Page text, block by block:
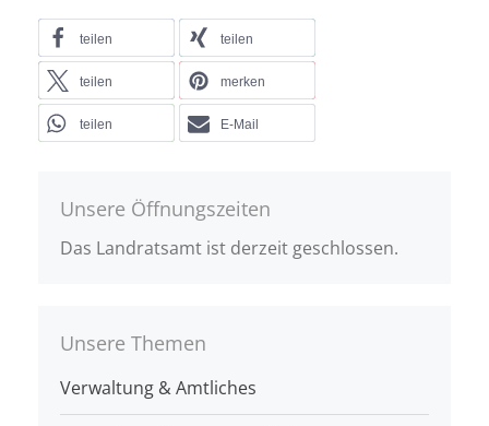
teilen teilen
teilen merken
teilen E-Mail
Unsere Öffnungszeiten
Das Landratsamt ist derzeit geschlossen.
Unsere Themen
Verwaltung & Amtliches